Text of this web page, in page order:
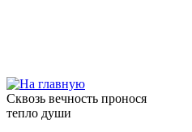
Сквозь вечность пронося
тепло души